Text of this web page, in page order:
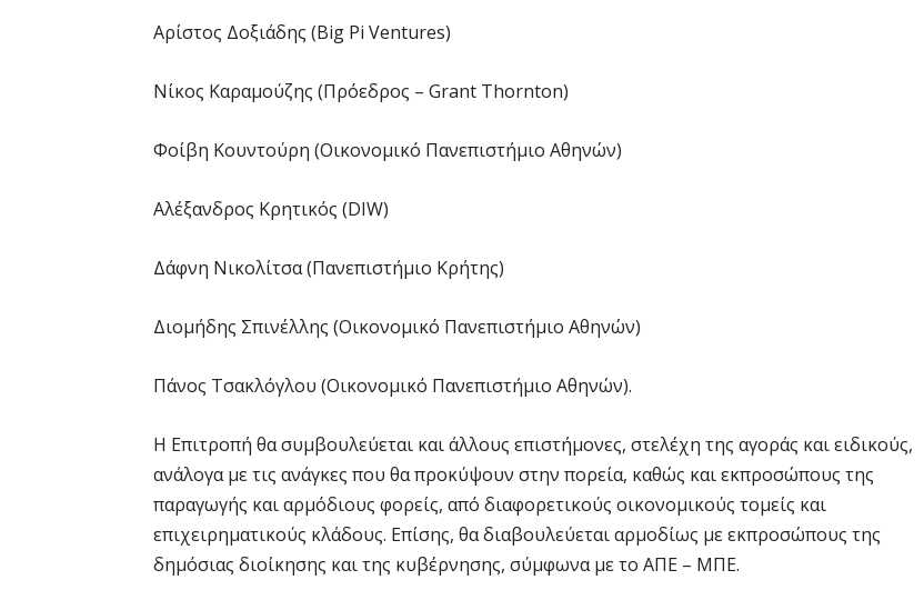
Αρίστος Δοξιάδης (Big Pi Ventures)
Νίκος Καραμούζης (Πρόεδρος – Grant Thornton)
Φοίβη Κουντούρη (Οικονομικό Πανεπιστήμιο Αθηνών)
Αλέξανδρος Κρητικός (DIW)
Δάφνη Νικολίτσα (Πανεπιστήμιο Κρήτης)
Διομήδης Σπινέλλης (Οικονομικό Πανεπιστήμιο Αθηνών)
Πάνος Τσακλόγλου (Οικονομικό Πανεπιστήμιο Αθηνών).
Η Επιτροπή θα συμβουλεύεται και άλλους επιστήμονες, στελέχη της αγοράς και ειδικούς,
ανάλογα με τις ανάγκες που θα προκύψουν στην πορεία, καθώς και εκπροσώπους της
παραγωγής και αρμόδιους φορείς, από διαφορετικούς οικονομικούς τομείς και
επιχειρηματικούς κλάδους. Επίσης, θα διαβουλεύεται αρμοδίως με εκπροσώπους της
δημόσιας διοίκησης και της κυβέρνησης, σύμφωνα με το ΑΠΕ – ΜΠΕ.